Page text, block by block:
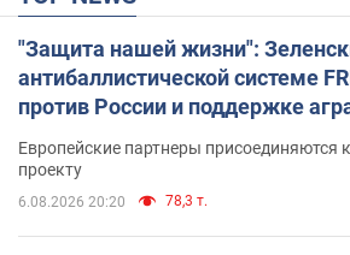
"Защита нашей жизни":
антибаллистической системе
против России и поддержке
Европейские партнеры присоединяются
проекту
6.08.2026 20:20 78,3 т.